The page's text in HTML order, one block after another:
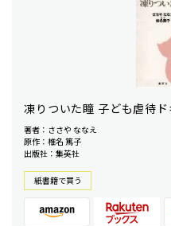
凍りついた瞳 子ども虐待
著者：ささや ななえ
原作：椎名 篤子
出版社：集英社
紙書籍で買う